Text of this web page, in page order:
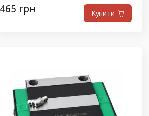
465 грн Купити